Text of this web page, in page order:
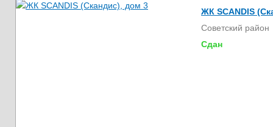
ЖК SCANDIS
Советский район
Сдан